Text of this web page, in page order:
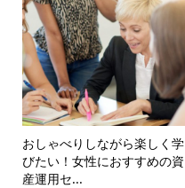
おしゃべりしながら楽しく学
びたい！女性におすすめの資
産運用セ...